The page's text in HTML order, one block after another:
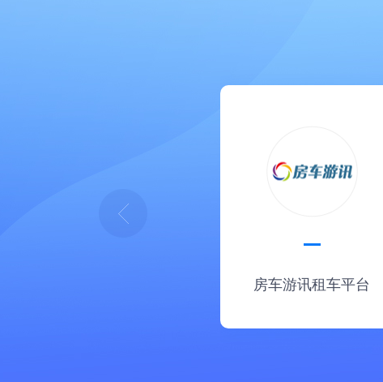
房车游讯租车平台